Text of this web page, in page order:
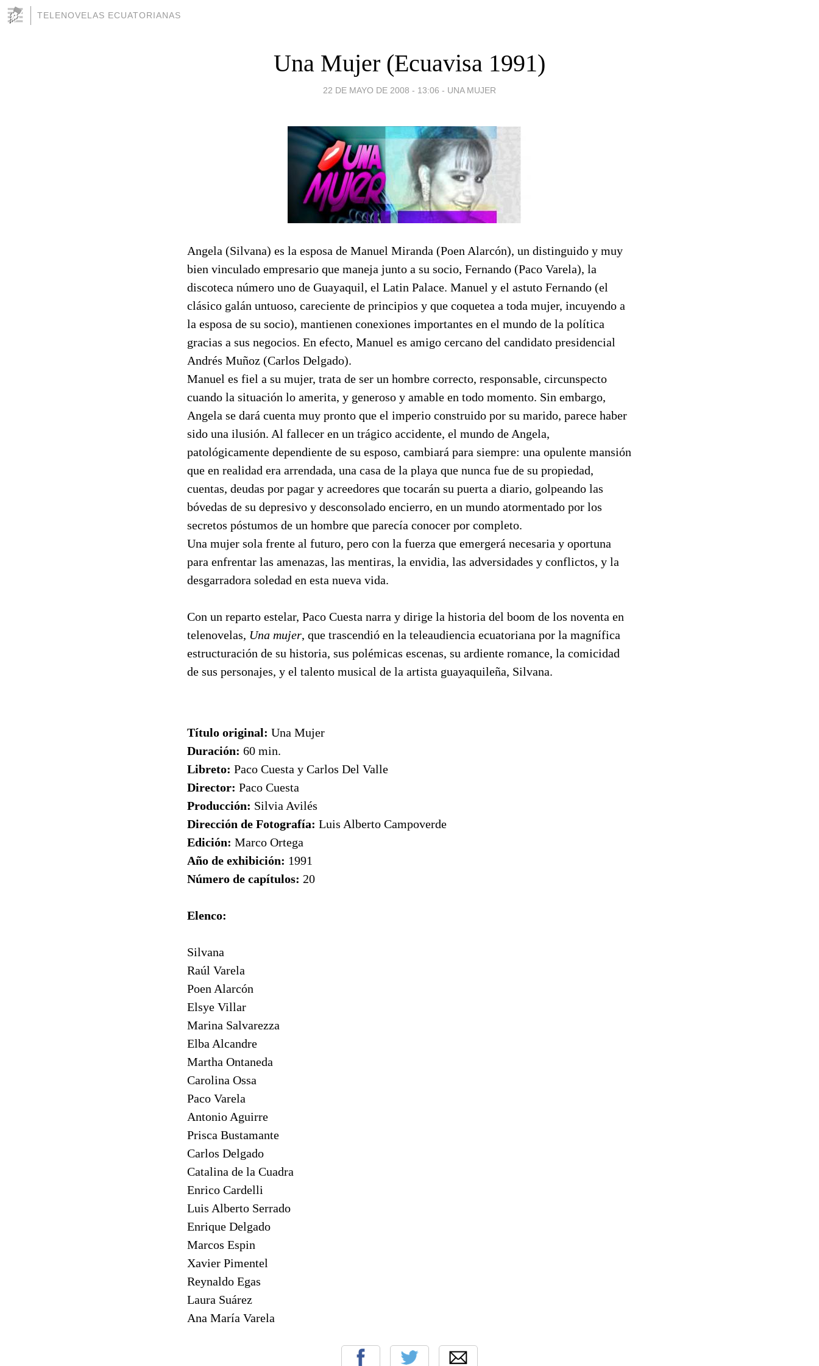
TELENOVELAS ECUATORIANAS
Una Mujer (Ecuavisa 1991)
22 DE MAYO DE 2008 - 13:06 - UNA MUJER
Angela (Silvana) es la esposa de Manuel Miranda (Poen Alarcón), un distinguido y muy
bien vinculado empresario que maneja junto a su socio, Fernando (Paco Varela), la
discoteca número uno de Guayaquil, el Latin Palace. Manuel y el astuto Fernando (el
clásico galán untuoso, careciente de principios y que coquetea a toda mujer, incuyendo a
la esposa de su socio), mantienen conexiones importantes en el mundo de la política
gracias a sus negocios. En efecto, Manuel es amigo cercano del candidato presidencial
Andrés Muñoz (Carlos Delgado).
Manuel es fiel a su mujer, trata de ser un hombre correcto, responsable, circunspecto
cuando la situación lo amerita, y generoso y amable en todo momento. Sin embargo,
Angela se dará cuenta muy pronto que el imperio construido por su marido, parece haber
sido una ilusión. Al fallecer en un trágico accidente, el mundo de Angela,
patológicamente dependiente de su esposo, cambiará para siempre: una opulente mansión
que en realidad era arrendada, una casa de la playa que nunca fue de su propiedad,
cuentas, deudas por pagar y acreedores que tocarán su puerta a diario, golpeando las
bóvedas de su depresivo y desconsolado encierro, en un mundo atormentado por los
secretos póstumos de un hombre que parecía conocer por completo.
Una mujer sola frente al futuro, pero con la fuerza que emergerá necesaria y oportuna
para enfrentar las amenazas, las mentiras, la envidia, las adversidades y conflictos, y la
desgarradora soledad en esta nueva vida.
Con un reparto estelar, Paco Cuesta narra y dirige la historia del boom de los noventa en
telenovelas, Una mujer, que trascendió en la teleaudiencia ecuatoriana por la magnífica
estructuración de su historia, sus polémicas escenas, su ardiente romance, la comicidad
de sus personajes, y el talento musical de la artista guayaquileña, Silvana.
Título original: Una Mujer
Duración: 60 min.
Libreto: Paco Cuesta y Carlos Del Valle
Director: Paco Cuesta
Producción: Silvia Avilés
Dirección de Fotografía: Luis Alberto Campoverde
Edición: Marco Ortega
Año de exhibición: 1991
Número de capítulos: 20
Elenco:
Silvana
Raúl Varela
Poen Alarcón
Elsye Villar
Marina Salvarezza
Elba Alcandre
Martha Ontaneda
Carolina Ossa
Paco Varela
Antonio Aguirre
Prisca Bustamante
Carlos Delgado
Catalina de la Cuadra
Enrico Cardelli
Luis Alberto Serrado
Enrique Delgado
Marcos Espin
Xavier Pimentel
Reynaldo Egas
Laura Suárez
Ana María Varela